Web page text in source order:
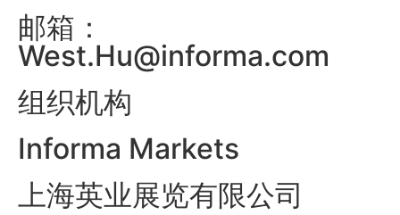
邮箱：
West.Hu@informa.com
组织机构
Informa Markets
上海英业展览有限公司